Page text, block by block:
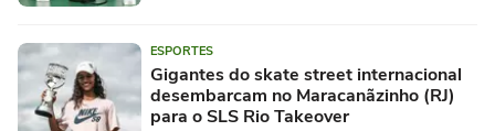
ESPORTES
Gigantes do skate street internacional
desembarcam no Maracanãzinho (RJ)
para o SLS Rio Takeover